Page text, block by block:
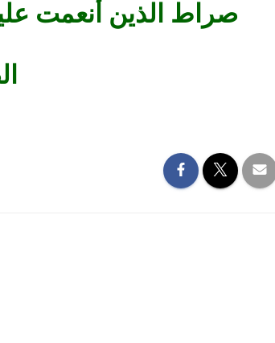
صراط الذين أنعمت